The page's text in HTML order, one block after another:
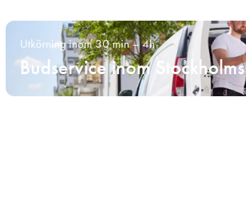
Utkörning inom 30 min – 4h
Budservice inom